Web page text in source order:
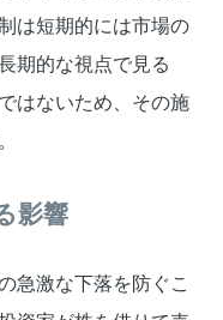
は短期的には市場の
期的な視点で見る
はないため、その施
影響
急激な下落を防ぐこ